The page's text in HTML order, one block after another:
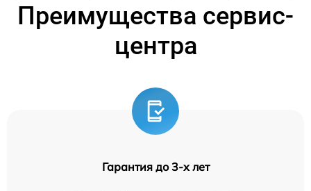
Преимущества сервис-
центра
Гарантия до 3-х лет